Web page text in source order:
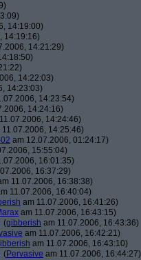
14:19:00)
14:19:16)
14:21:29)
14:22:03)
14:23:03)
14:23:54)
14:24:16)
14:24:46)
11.07.2006, 14:25:46)
am 12.07.2006, 01:24:17)
15:55:04)
16:01:35)
16:37:29)
11.07.2006, 16:38:38)
11.07.2006, 16:40:04)
am 11.07.2006, 16:41:26)
am 11.07.2006, 16:43:15)
(gibberish am 11.07.2006, 16:43:36)
am 11.07.2006, 16:42:21)
am 11.07.2006, 16:43:10)
(Pervasive am 11.07.2006, 16:44:27)